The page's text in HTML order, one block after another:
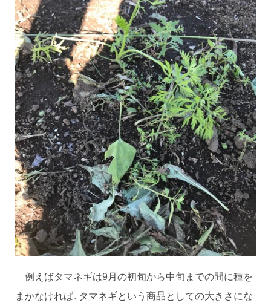
例えばタマネギは9月の初旬から中旬までの間に種を
まかなければ、タマネギという商品としての大きさにな